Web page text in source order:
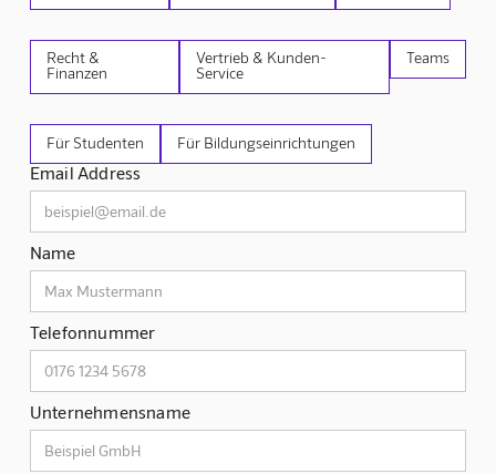
Recht &
Finanzen
Vertrieb & Kunden-
Service
Teams
Für Studenten Für Bildungseinrichtungen
Email Address
Name
Telefonnummer
Unternehmensname